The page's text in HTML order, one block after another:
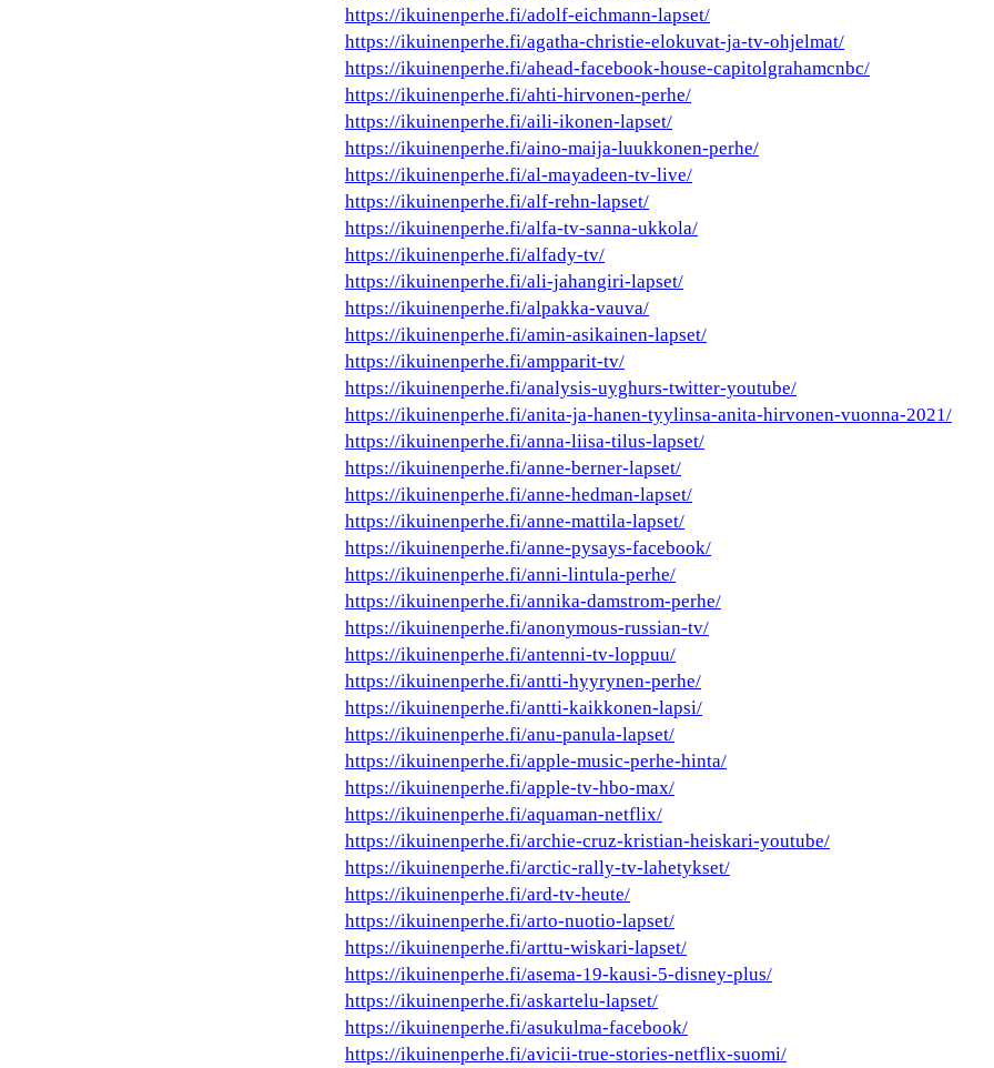
https://ikuinenperhe.fi/adolf-eichmann-lapset/
https://ikuinenperhe.fi/agatha-christie-elokuvat-ja-tv-ohjelmat/
https://ikuinenperhe.fi/ahead-facebook-house-capitolgrahamcnbc/
https://ikuinenperhe.fi/ahti-hirvonen-perhe/
https://ikuinenperhe.fi/aili-ikonen-lapset/
https://ikuinenperhe.fi/aino-maija-luukkonen-perhe/
https://ikuinenperhe.fi/al-mayadeen-tv-live/
https://ikuinenperhe.fi/alf-rehn-lapset/
https://ikuinenperhe.fi/alfa-tv-sanna-ukkola/
https://ikuinenperhe.fi/alfady-tv/
https://ikuinenperhe.fi/ali-jahangiri-lapset/
https://ikuinenperhe.fi/alpakka-vauva/
https://ikuinenperhe.fi/amin-asikainen-lapset/
https://ikuinenperhe.fi/ampparit-tv/
https://ikuinenperhe.fi/analysis-uyghurs-twitter-youtube/
https://ikuinenperhe.fi/anita-ja-hanen-tyylinsa-anita-hirvonen-vuonna-2021/
https://ikuinenperhe.fi/anna-liisa-tilus-lapset/
https://ikuinenperhe.fi/anne-berner-lapset/
https://ikuinenperhe.fi/anne-hedman-lapset/
https://ikuinenperhe.fi/anne-mattila-lapset/
https://ikuinenperhe.fi/anne-pysays-facebook/
https://ikuinenperhe.fi/anni-lintula-perhe/
https://ikuinenperhe.fi/annika-damstrom-perhe/
https://ikuinenperhe.fi/anonymous-russian-tv/
https://ikuinenperhe.fi/antenni-tv-loppuu/
https://ikuinenperhe.fi/antti-hyyrynen-perhe/
https://ikuinenperhe.fi/antti-kaikkonen-lapsi/
https://ikuinenperhe.fi/anu-panula-lapset/
https://ikuinenperhe.fi/apple-music-perhe-hinta/
https://ikuinenperhe.fi/apple-tv-hbo-max/
https://ikuinenperhe.fi/aquaman-netflix/
https://ikuinenperhe.fi/archie-cruz-kristian-heiskari-youtube/
https://ikuinenperhe.fi/arctic-rally-tv-lahetykset/
https://ikuinenperhe.fi/ard-tv-heute/
https://ikuinenperhe.fi/arto-nuotio-lapset/
https://ikuinenperhe.fi/arttu-wiskari-lapset/
https://ikuinenperhe.fi/asema-19-kausi-5-disney-plus/
https://ikuinenperhe.fi/askartelu-lapset/
https://ikuinenperhe.fi/asukulma-facebook/
https://ikuinenperhe.fi/avicii-true-stories-netflix-suomi/